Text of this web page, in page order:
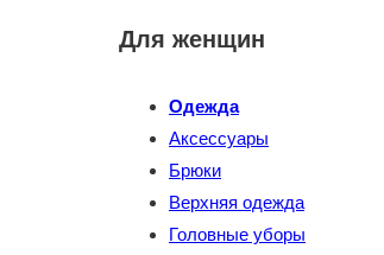
Для женщин
Одежда
Аксессуары
Брюки
Верхняя одежда
Головные уборы